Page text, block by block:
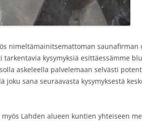
nimeltämainitsemattoman saunafirman
kysymyksiä esittäessämme
askeleella palvelemaan selvästi
joku sana seuraavasta kysymyksestä
Lahden alueen kuntien yhteiseen